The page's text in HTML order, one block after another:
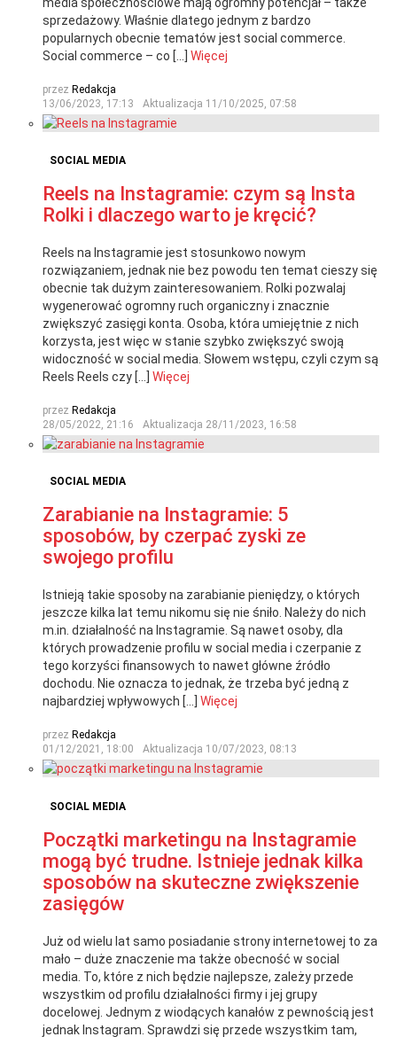
sprzedażowy. Właśnie dlatego jednym z bardzo
popularnych obecnie tematów jest social commerce.
Social commerce – co […] Więcej
przez Redakcja
13/06/2023, 17:13
Aktualizacja 11/10/2025, 07:58
SOCIAL MEDIA
Reels na Instagramie: czym są Insta
Rolki i dlaczego warto je kręcić?
Reels na Instagramie jest stosunkowo nowym
rozwiązaniem, jednak nie bez powodu ten temat cieszy się
obecnie tak dużym zainteresowaniem. Rolki pozwalaj
wygenerować ogromny ruch organiczny i znacznie
zwiększyć zasięgi konta. Osoba, która umiejętnie z nich
korzysta, jest więc w stanie szybko zwiększyć swoją
widoczność w social media. Słowem wstępu, czyli czym są
Reels Reels czy […] Więcej
przez Redakcja
28/05/2022, 21:16
Aktualizacja 28/11/2023, 16:58
SOCIAL MEDIA
Zarabianie na Instagramie: 5
sposobów, by czerpać zyski ze
swojego profilu
Istnieją takie sposoby na zarabianie pieniędzy, o których
jeszcze kilka lat temu nikomu się nie śniło. Należy do nich
m.in. działalność na Instagramie. Są nawet osoby, dla
których prowadzenie profilu w social media i czerpanie z
tego korzyści finansowych to nawet główne źródło
dochodu. Nie oznacza to jednak, że trzeba być jedną z
najbardziej wpływowych […] Więcej
przez Redakcja
01/12/2021, 18:00
Aktualizacja 10/07/2023, 08:13
SOCIAL MEDIA
Początki marketingu na Instagramie
mogą być trudne. Istnieje jednak kilka
sposobów na skuteczne zwiększenie
zasięgów
Już od wielu lat samo posiadanie strony internetowej to za
mało – duże znaczenie ma także obecność w social
media. To, które z nich będzie najlepsze, zależy przede
wszystkim od profilu działalności firmy i jej grupy
docelowej. Jednym z wiodących kanałów z pewnością jest
jednak Instagram. Sprawdzi się przede wszystkim tam,